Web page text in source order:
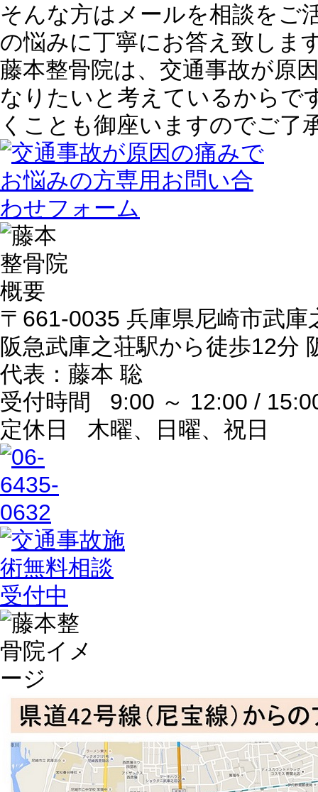
そんな方はメールを相談をご
の悩みに丁寧にお答え致しま
藤本整骨院は、 交通事故が原
なりたいと考えているからで
くことも御座いますのでご了
〒661-0035 兵庫県尼崎市武庫
阪急武庫之荘駅から徒歩12分
代表：藤本 聡
受付時間
9:00 ～ 12:00 /
定休日
木曜、日曜、祝日